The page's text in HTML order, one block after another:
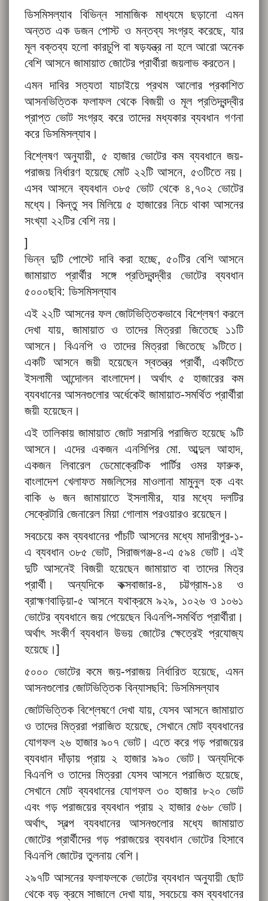
ডিসমিসল্যাব বিভিন্ন সামাজিক মাধ্যমে ছড়ানো এমন
অন্তত এক ডজন পোস্ট ও মন্তব্য সংগ্রহ করেছে, যার
মূল বক্তব্য হলো কারচুপি বা ষড়যন্ত্র না হলে আরো অনেক
বেশি আসনে জামায়াত জোটের প্রার্থীরা জয়লাভ করতেন।
এমন দাবির সত্যতা যাচাইয়ে প্রথম আলোর প্রকাশিত
আসনভিত্তিক ফলাফল থেকে বিজয়ী ও মূল প্রতিদ্বন্দ্বীর
প্রাপ্ত ভোট সংগ্রহ করে তাদের মধ্যকার ব্যবধান গণনা
করে ডিসমিসল্যাব।
বিশ্লেষণ অনুযায়ী, ৫ হাজার ভোটের কম ব্যবধানে জয়-
পরাজয় নির্ধারণ হয়েছে মোট ২২টি আসনে, ৫৩টিতে নয়।
এসব আসনে ব্যবধান ৩৮৫ ভোট থেকে ৪,৭০২ ভোটের
মধ্যে। কিন্তু সব মিলিয়ে ৫ হাজারের নিচে থাকা আসনের
সংখ্যা ২২টির বেশি নয়।
]
ভিন্ন দুটি পোস্টে দাবি করা হচ্ছে, ৫০টির বেশি আসনে
জামায়াত প্রার্থীর সঙ্গে প্রতিদ্বন্দ্বীর ভোটের ব্যবধান
৫০০০ছবি: ডিসমিসল্যাব
এই ২২টি আসনের ফল জোটভিত্তিকভাবে বিশ্লেষণ করলে
দেখা যায়, জামায়াত ও তাদের মিত্ররা জিতেছে ১১টি
আসনে। বিএনপি ও তাদের মিত্ররা জিতেছে ৯টিতে।
একটি আসনে জয়ী হয়েছেন স্বতন্ত্র প্রার্থী, একটিতে
ইসলামী আন্দোলন বাংলাদেশ। অর্থাৎ ৫ হাজারের কম
ব্যবধানের আসনগুলোর অর্ধেকেই জামায়াত-সমর্থিত প্রার্থীরা
জয়ী হয়েছেন।
এই তালিকায় জামায়াত জোট সরাসরি পরাজিত হয়েছে ৯টি
আসনে। এদের একজন এনসিপির মো. আব্দুল আহাদ,
একজন লিবারেল ডেমোক্রেটিক পার্টির ওমর ফারুক,
বাংলাদেশ খেলাফত মজলিসের মাওলানা মামুনুল হক এবং
বাকি ৬ জন জামায়াতে ইসলামীর, যার মধ্যে দলটির
সেক্রেটারি জেনারেল মিয়া গোলাম পরওয়ারও রয়েছেন।
সবচেয়ে কম ব্যবধানের পাঁচটি আসনের মধ্যে মাদারীপুর-১-
এ ব্যবধান ৩৮৫ ভোট, সিরাজগঞ্জ-৪-এ ৫৯৪ ভোট। এই
দুটি আসনেই বিজয়ী হয়েছেন জামায়াত বা তাদের মিত্র
প্রার্থী। অন্যদিকে কক্সবাজার-৪, চট্টগ্রাম-১৪ ও
ব্রাহ্মণবাড়িয়া-৫ আসনে যথাক্রমে ৯২৯, ১০২৬ ও ১০৬১
ভোটের ব্যবধানে জয় পেয়েছেন বিএনপি-সমর্থিত প্রার্থীরা।
অর্থাৎ সংকীর্ণ ব্যবধান উভয় জোটের ক্ষেত্রেই প্রযোজ্য
হয়েছে।]
৫০০০ ভোটের কমে জয়-পরাজয় নির্ধারিত হয়েছে, এমন
আসনগুলোর জোটভিত্তিক বিন্যাসছবি: ডিসমিসল্যাব
জোটভিত্তিক বিশ্লেষণে দেখা যায়, যেসব আসনে জামায়াত
ও তাদের মিত্ররা পরাজিত হয়েছে, সেখানে মোট ব্যবধানের
যোগফল ২৬ হাজার ৯০৭ ভোট। এতে করে গড় পরাজয়ের
ব্যবধান দাঁড়ায় প্রায় ২ হাজার ৯৯০ ভোট। অন্যদিকে
বিএনপি ও তাদের মিত্ররা যেসব আসনে পরাজিত হয়েছে,
সেখানে মোট ব্যবধানের যোগফল ৩০ হাজার ৮২০ ভোট
এবং গড় পরাজয়ের ব্যবধান প্রায় ২ হাজার ৫৬৮ ভোট।
অর্থাৎ, স্বল্প ব্যবধানের আসনগুলোর মধ্যে জামায়াত
জোটের প্রার্থীদের গড় পরাজয়ের ব্যবধান ভোটের হিসাবে
বিএনপি জোটের তুলনায় বেশি।
২৯৭টি আসনের ফলাফলকে ভোটের ব্যবধান অনুযায়ী ছোট
থেকে বড় ক্রমে সাজালে দেখা যায়, সবচেয়ে কম ব্যবধানের